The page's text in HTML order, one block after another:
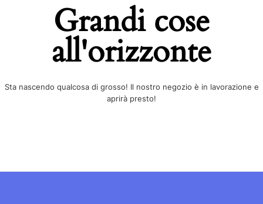
Grandi cose
all'orizzonte
Sta nascendo qualcosa di grosso! Il nostro negozio è in lavorazione e
aprirà presto!